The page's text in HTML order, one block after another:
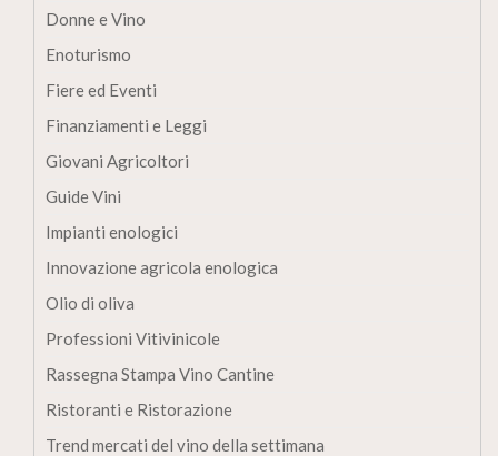
Donne e Vino
Enoturismo
Fiere ed Eventi
Finanziamenti e Leggi
Giovani Agricoltori
Guide Vini
Impianti enologici
Innovazione agricola enologica
Olio di oliva
Professioni Vitivinicole
Rassegna Stampa Vino Cantine
Ristoranti e Ristorazione
Trend mercati del vino della settimana